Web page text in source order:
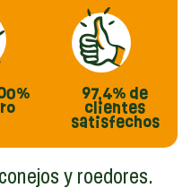
97,4% de
clientes
satisfechos
y roedores.